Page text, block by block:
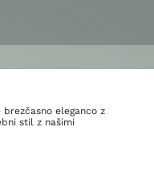
eleganco z
stil z našimi